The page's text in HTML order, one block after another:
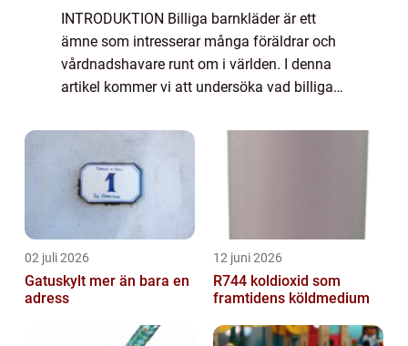
INTRODUKTION Billiga barnkläder är ett
ämne som intresserar många föräldrar och
vårdnadshavare runt om i världen. I denna
artikel kommer vi att undersöka vad billiga
som är populära, och även diskutera kvan...
02 juli 2026
Gatuskylt mer än bara en
adress
12 juni 2026
R744 koldioxid som
framtidens köldmedium